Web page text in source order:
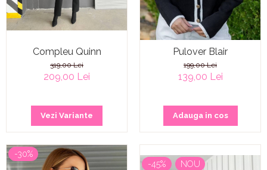
Compleu Quinn
319,00 Lei
209,00 Lei
Vezi Variante
Pulover Blair
199,00 Lei
139,00 Lei
Adauga in cos
-30%
-45% NOU